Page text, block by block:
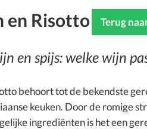
Terug
en Risotto
en spijs: welke wijn
behoort tot de bekendste
keuken. Door de romige
ingrediënten is het een